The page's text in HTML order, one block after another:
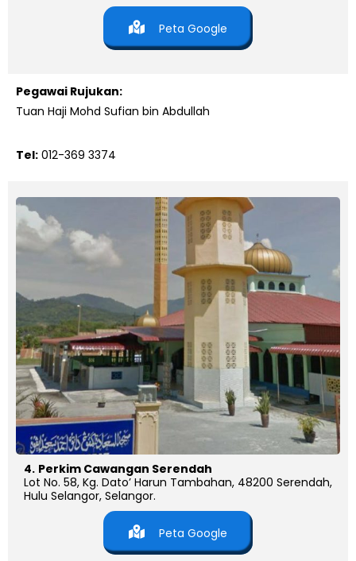
Peta Google
Pegawai Rujukan:
Tuan Haji Mohd Sufian bin Abdullah
Tel: 012-369 3374
4. Perkim Cawangan Serendah
Lot No. 58, Kg. Dato’ Harun Tambahan, 48200 Serendah,
Hulu Selangor, Selangor.
Peta Google